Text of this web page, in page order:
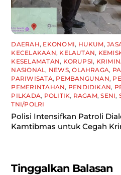
DAERAH, EKONOMI, HUKUM,
KECELAKAAN, KELAUTAN,
KESELAMATAN, KORUPSI,
NASIONAL , NEWS,OLAHRAGA,
PARIWISATA, PEMBANGUNAN,
PEMERINTAHAN, PENDIDIKAN,
PILKADA, POLITIK, RAGAM,SENI,
TNI/POLRI
Polisi Intensifkan Patroli
Kamtibmas untuk Cegah
Tinggalkan Balasan